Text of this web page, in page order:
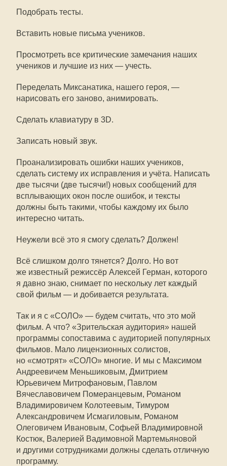
Подобрать тесты.
Вставить новые письма учеников.
Просмотреть все критические замечания наших
учеников и лучшие из них — учесть.
Переделать Миксанатика, нашего героя, —
нарисовать его заново, анимировать.
Сделать клавиатуру в 3D.
Записать новый звук.
Проанализировать ошибки наших учеников,
сделать систему их исправления и учёта. Написать
две тысячи (две тысячи!) новых сообщений для
всплывающих окон после ошибок, и тексты
должны быть такими, чтобы каждому их было
интересно читать.
Неужели всё это я смогу сделать? Должен!
Всё слишком долго тянется? Долго. Но вот
же известный режиссёр Алексей Герман, которого
я давно знаю, снимает по нескольку лет каждый
свой фильм — и добивается результата.
Так и я с «СОЛО» — будем считать, что это мой
фильм. А что? «Зрительская аудитория» нашей
программы сопоставима с аудиторией популярных
фильмов. Мало лицензионных солистов,
но «смотрят» «СОЛО» многие. И мы с Максимом
Андреевичем Меньшиковым, Дмитрием
Юрьевичем Митрофановым, Павлом
Вячеславовичем Померанцевым, Романом
Владимировичем Колотеевым, Тимуром
Александровичем Исмагиловым, Романом
Олеговичем Ивановым, Софьей Владимировной
Костюк, Валерией Вадимовной Мартемьяновой
и другими сотрудниками должны сделать отличную
программу.